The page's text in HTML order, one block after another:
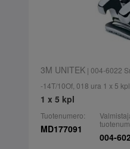
3M UNITEK| 004-6022
-14T/10Of, 018 ura 1 x 5 kpl
1 x 5 kpl
Tuotenumero:
MD177091
004-